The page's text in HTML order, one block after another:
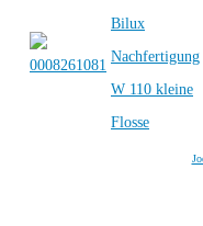
Bilux
Nachfertigung
W 110 kleine
Flosse